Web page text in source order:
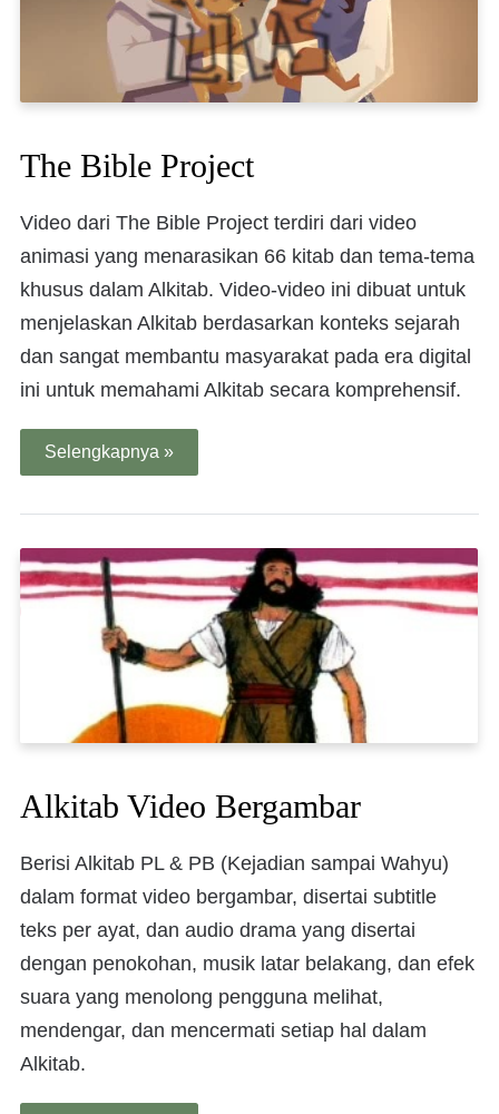
The Bible Project
Video dari The Bible Project terdiri dari video
animasi yang menarasikan 66 kitab dan tema-tema
khusus dalam Alkitab. Video-video ini dibuat untuk
menjelaskan Alkitab berdasarkan konteks sejarah
dan sangat membantu masyarakat pada era digital
ini untuk memahami Alkitab secara komprehensif.
Selengkapnya »
Alkitab Video Bergambar
Berisi Alkitab PL & PB (Kejadian sampai Wahyu)
dalam format video bergambar, disertai subtitle
teks per ayat, dan audio drama yang disertai
dengan penokohan, musik latar belakang, dan efek
suara yang menolong pengguna melihat,
mendengar, dan mencermati setiap hal dalam
Alkitab.